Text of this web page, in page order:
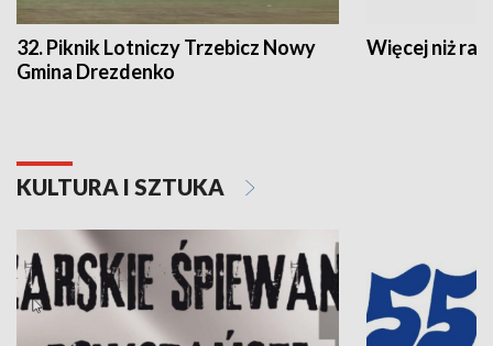
32. Piknik Lotniczy Trzebicz Nowy
Gmina Drezdenko
Więcej niż rajd
KULTURA I SZTUKA